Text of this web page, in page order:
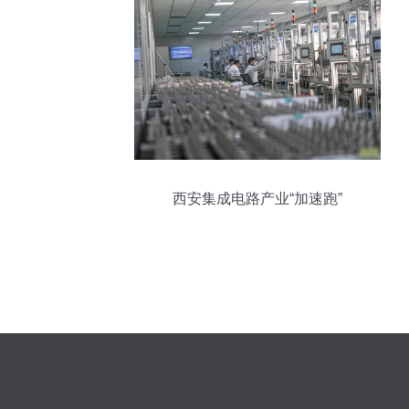
西安集成电路产业“加速跑”